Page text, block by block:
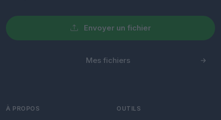
Envoyer un fichier
Mes fichiers
À PROPOS OUTILS